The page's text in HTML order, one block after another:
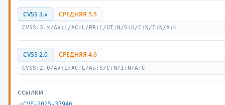
CVSS 3.x СРЕДНЯЯ 5.5
CVSS:3.x/AV:L/AC:L/PR:L/UI:N/S:U/C:N/I:N/A:H
CVSS 2.0 СРЕДНЯЯ 4.6
CVSS:2.0/AV:L/AC:L/Au:S/C:N/I:N/A:C
ССЫЛКИ